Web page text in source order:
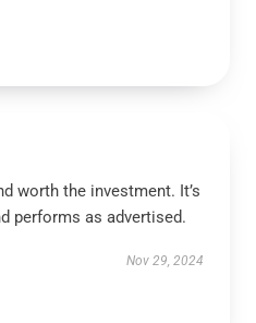
worth the investment. It’s
performs as advertised.
Nov 29, 2024